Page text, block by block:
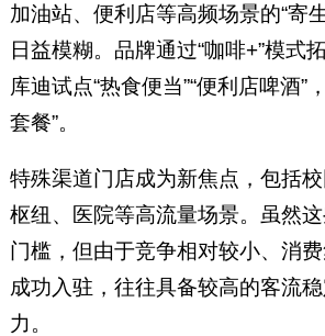
加油站、便利店等高频场景的“寄
日益模糊。品牌通过“咖啡+”模式
库迪试点“热食便当”“便利店啤酒”
套餐”。
特殊渠道门店成为新焦点，包括
枢纽、医院等高流量场景。虽然
门槛，但由于竞争相对较小、消
成功入驻，往往具备较高的客流
力。